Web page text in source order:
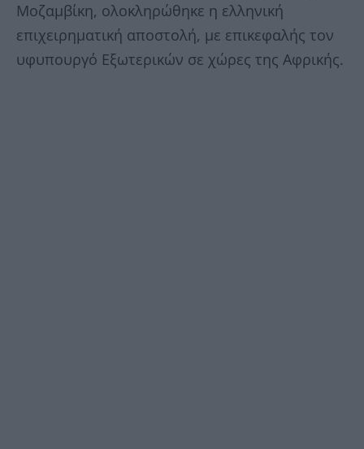
Μοζαμβίκη, ολοκληρώθηκε η ελληνική
επιχειρηματική αποστολή, με επικεφαλής τον
υφυπουργό Εξωτερικών σε χώρες της Αφρικής.